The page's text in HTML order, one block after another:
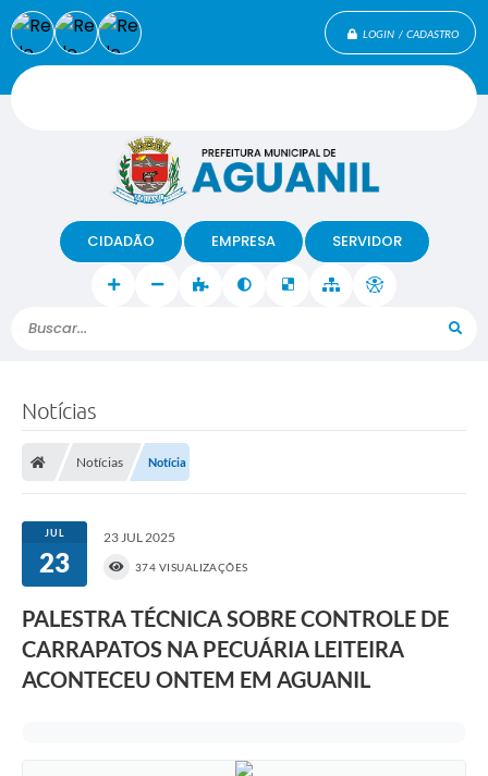
LOGIN / CADASTRO
Buscar...
CIDADÃO EMPRESA SERVIDOR
Notícias
Notícias Notícia
JUL
23
23 JUL 2025
374 VISUALIZAÇÕES
PALESTRA TÉCNICA SOBRE CONTROLE DE
CARRAPATOS NA PECUÁRIA LEITEIRA
ACONTECEU ONTEM EM AGUANIL